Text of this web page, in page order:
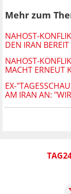
Mehr zum
NAHOST-
DEN IRAN BEREIT
NAHOST-
MACHT ERNEUT
EX-
AM IRAN AN: